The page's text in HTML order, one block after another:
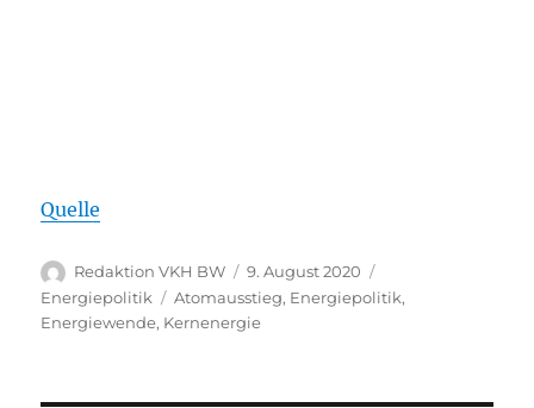
Quelle
Autor
Redaktion VKH BW
Veröffentlicht
am
9. August 2020
Energiepolitik
Schlagwörter
Atomausstieg, Energiepolitik,
Energiewende, Kernenergie